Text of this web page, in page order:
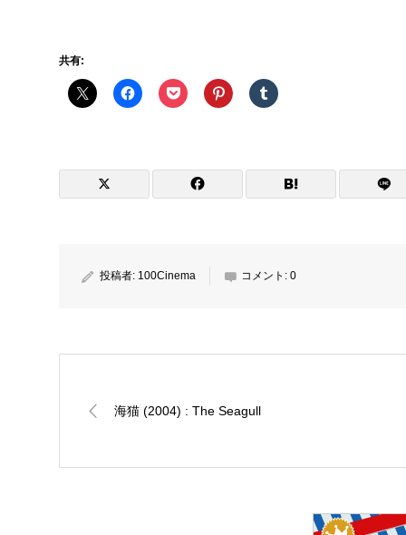
共有:
投稿者: 100Cinema コメント: 0
海猫 (2004) : The Seagull